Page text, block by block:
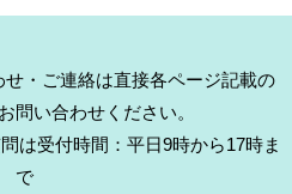
・ご連絡は直接各ページ記載の
問い合わせください。
は受付時間：平日9時から17時ま
で